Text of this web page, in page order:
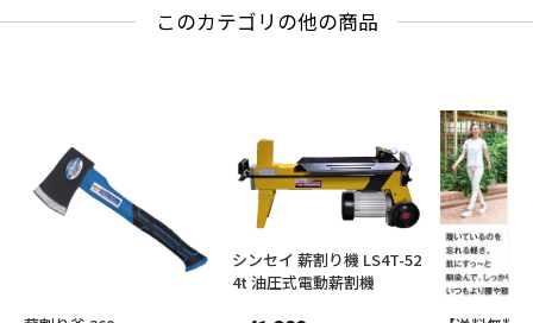
このカテゴリの他の商品
シンセイ 薪割り機 LS4T-52
4t 油圧式電動薪割機